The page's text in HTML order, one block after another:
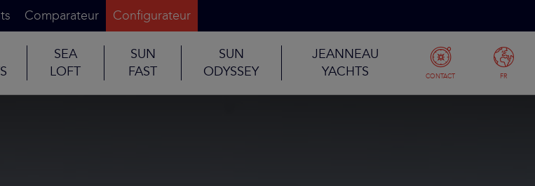
Comparateur Configurateur
SEA
LOFT
SUN
FAST
SUN
ODYSSEY
JEANNEAU
YACHTS
CONTACT FR